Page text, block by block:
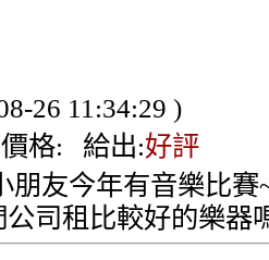
26 11:34:29 )
價格: 給出:好評
朋友今年有音樂比賽
公司租比較好的樂器